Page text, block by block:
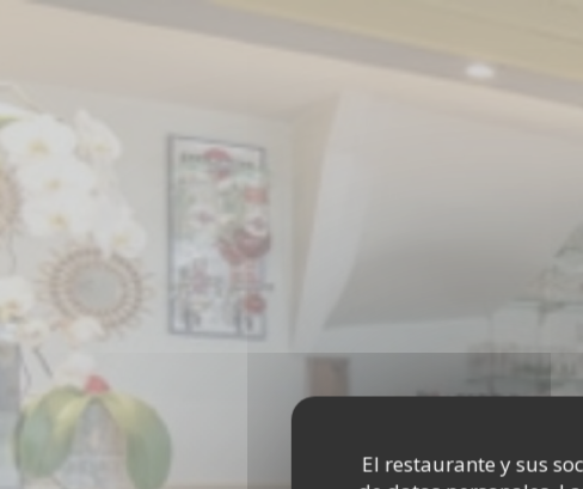
Personalización de sus opciones de cookies
El restaurante y sus